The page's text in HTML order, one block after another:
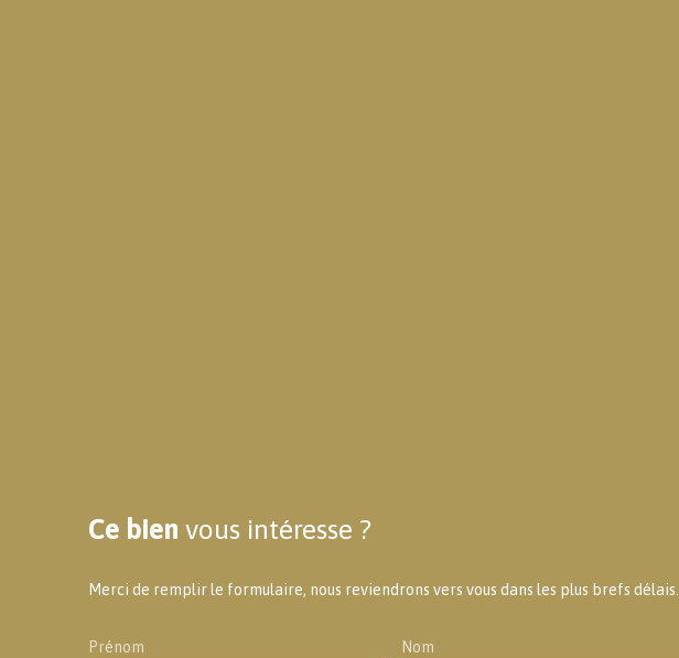
Ce bien vous intéresse ?
Merci de remplir le formulaire, nous reviendrons vers vous dans les plus brefs délais.
Prénom Nom